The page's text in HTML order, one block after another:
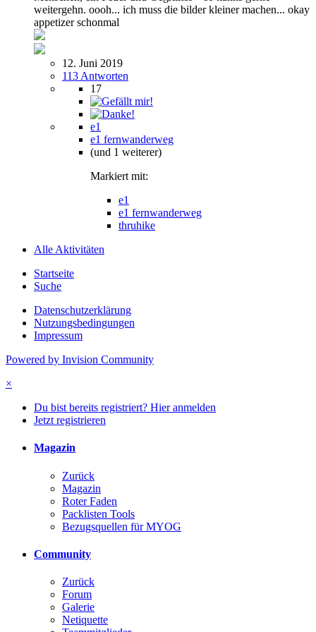
weitergehn. oooh... ich muss die bilder kleiner machen... okay
appetizer schonmal
12. Juni 2019
113 Antworten
17
e1
e1 fernwanderweg
(und 1 weiterer)
Markiert mit:
e1
e1 fernwanderweg
thruhike
Alle Aktivitäten
Startseite
Suche
Datenschutzerklärung
Nutzungsbedingungen
Impressum
Powered by Invision Community
×
Du bist bereits registriert? Hier anmelden
Jetzt registrieren
Magazin
Zurück
Magazin
Roter Faden
Packlisten Tools
Bezugsquellen für MYOG
Community
Zurück
Forum
Galerie
Netiquette